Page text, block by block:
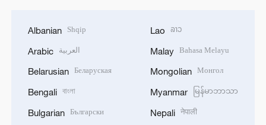
Albanian Shqip
Arabic العربية
Belarusian Беларуская
Bengali বাংলা
Bulgarian Български
Lao ລາວ
Malay Bahasa Melayu
Mongolian Монгол
Myanmar မြန်မာဘာသာ
Nepali नेपाली